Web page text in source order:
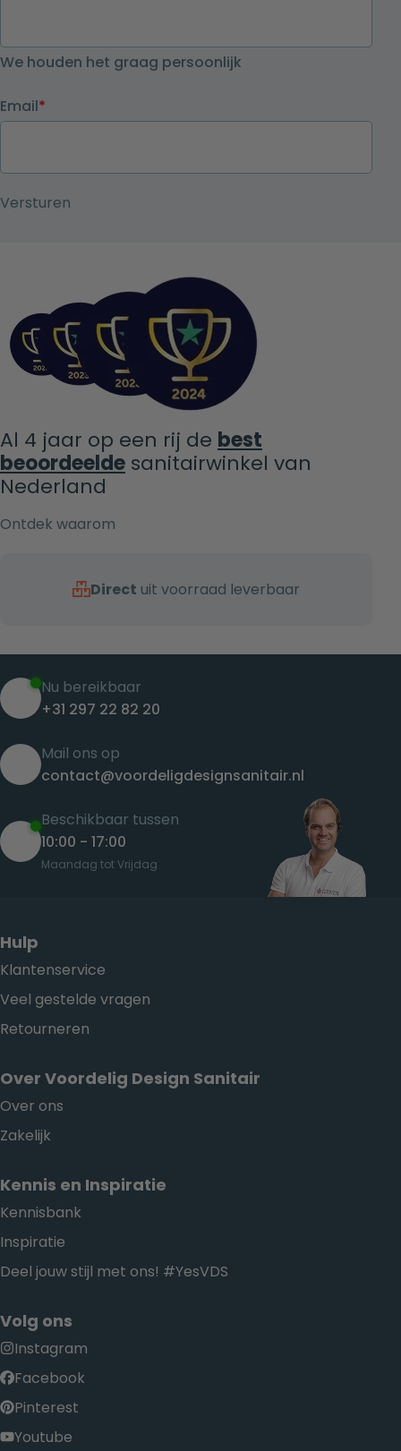
We houden het graag persoonlijk
Email*
Al 4 jaar op een rij de best
beoordeelde sanitairwinkel van
Nederland
Ontdek waarom
Direct uit voorraad leverbaar
Nu bereikbaar
+31 297 22 82 20
Mail ons op
contact@voordeligdesignsanitair.nl
Beschikbaar tussen
10:00 - 17:00
Maandag tot Vrijdag
Hulp
Klantenservice
Veel gestelde vragen
Retourneren
Over Voordelig Design Sanitair
Over ons
Zakelijk
Kennis en Inspiratie
Kennisbank
Inspiratie
Deel jouw stijl met ons! #YesVDS
Volg ons
Instagram
Facebook
Pinterest
Youtube